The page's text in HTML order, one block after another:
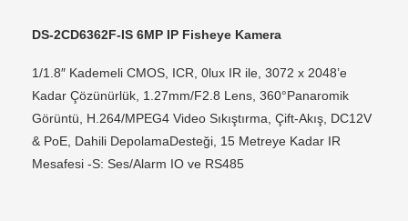
DS-2CD6362F-IS 6MP IP Fisheye Kamera
1/1.8″ Kademeli CMOS, ICR, 0lux IR ile, 3072 x 2048’e
Kadar Çözünürlük, 1.27mm/F2.8 Lens, 360°Panaromik
Görüntü, H.264/MPEG4 Video Sıkıştırma, Çift-Akış, DC12V
& PoE, Dahili DepolamaDesteği, 15 Metreye Kadar IR
Mesafesi -S: Ses/Alarm IO ve RS485